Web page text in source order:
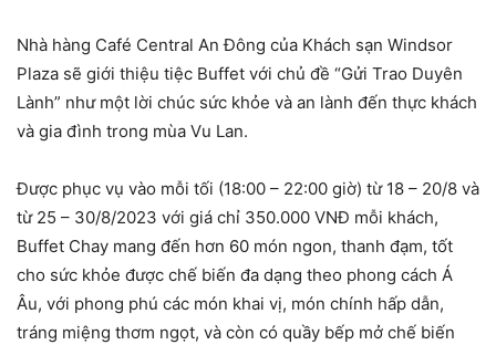
Nhà hàng Café Central An Đông của Khách sạn Windsor
Plaza sẽ giới thiệu tiệc Buffet với chủ đề “Gửi Trao Duyên
Lành” như một lời chúc sức khỏe và an lành đến thực khách
và gia đình trong mùa Vu Lan.
Được phục vụ vào mỗi tối (18:00 – 22:00 giờ) từ 18 – 20/8 và
từ 25 – 30/8/2023 với giá chỉ 350.000 VNĐ mỗi khách,
Buffet Chay mang đến hơn 60 món ngon, thanh đạm, tốt
cho sức khỏe được chế biến đa dạng theo phong cách Á
Âu, với phong phú các món khai vị, món chính hấp dẫn,
tráng miệng thơm ngọt, và còn có quầy bếp mở chế biến